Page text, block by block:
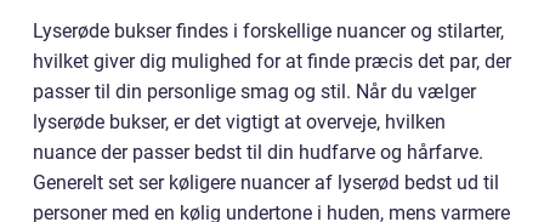
Lyserøde bukser findes i forskellige nuancer og stilarter,
hvilket giver dig mulighed for at finde præcis det par, der
passer til din personlige smag og stil. Når du vælger
lyserøde bukser, er det vigtigt at overveje, hvilken
nuance der passer bedst til din hudfarve og hårfarve.
Generelt set ser køligere nuancer af lyserød bedst ud til
personer med en kølig undertone i huden, mens varmere